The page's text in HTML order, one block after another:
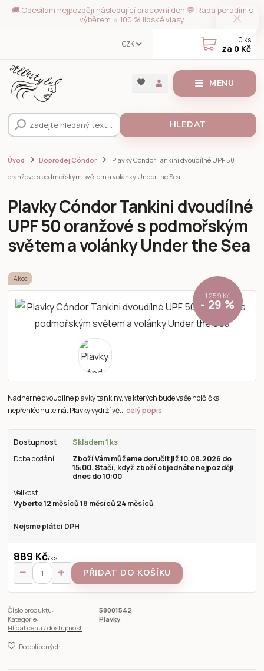
🚚 Odesílám nejpozději následující pracovní den 💬 Ráda poradím s
výběrem ⭐ 100 % lidské vlasy
MENU
CZK
HLEDAT
0 ks
za 0 Kč
Úvod Doprodej Cóndor
Plavky Cóndor Tankini dvoudílné UPF 50
oranžové s podmořským světem a volánky Under the Sea
Plavky Cóndor Tankini dvoudílné
UPF 50 oranžové s podmořským
světem a volánky Under the Sea
Akce
1 259 Kč
- 29 %
Nádherné dvoudílné plavky tankiny, ve kterých bude vaše holčička
nepřehlédnutelná. Plavky vydrží vě...celý popis
Dostupnost
Skladem 1 ks
Doba dodání
Zboží Vám můžeme doručit již 10.08.2026 do
15:00. Stačí, když zboží objednáte nejpozději
dnes do 10:00
Velikost
Vyberte 12 měsíců 18 měsíců 24 měsíců
Nejsme plátci DPH
889 Kč/ks
PŘIDAT DO KOŠÍKU
Číslo produktu:
58001542
Kategorie:
Plavky
Hlídat cenu / dostupnost
Do oblíbených